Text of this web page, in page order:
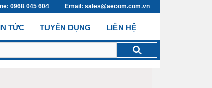
0968 045 604 Email: sales@aecom.com.vn
TỨC TUYỂN DỤNG LIÊN HỆ